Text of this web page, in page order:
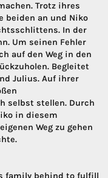
Trotz ihres
beiden an und Niko
In der
Um seinen Fehler
auf den Weg in den
Begleitet
Julius. Auf ihrer
selbst stellen. Durch
in diesem
Weg zu gehen